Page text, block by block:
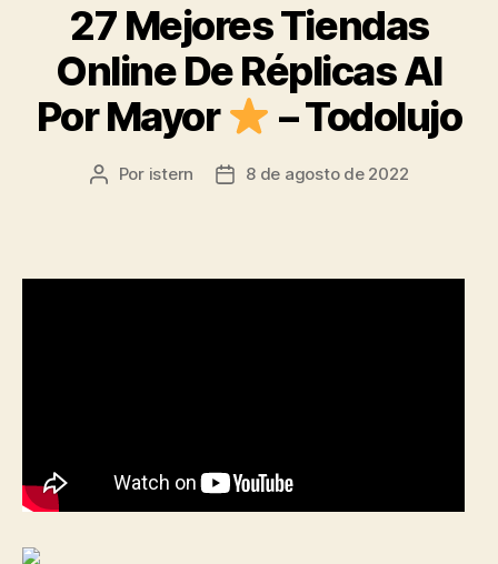
27 Mejores Tiendas
Online De Réplicas Al
Por Mayor
– Todolujo
Autor
Por istern
Fecha8 de agosto de 2022